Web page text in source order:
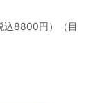
込8800円）（目